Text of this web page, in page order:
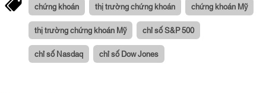
chứng khoán thị trường chứng khoán chứng khoán Mỹ
thị trường chứng khoán Mỹ chỉ số S&P 500
chỉ số Nasdaq chỉ số Dow Jones